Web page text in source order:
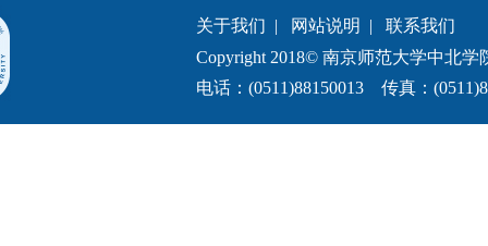
关于我们 | 网站说明 | 联系我们
Copyright 2018© 南京师范大学中北学
电话：(0511)88150013 传真：